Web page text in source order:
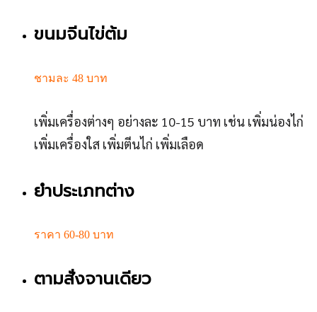
ขนมจีนไข่ต้ม
ชามละ 48 บาท
เพิ่มเครื่องต่างๆ อย่างละ 10-15 บาท เช่น เพิ่มน่องไก่
เพิ่มเครื่องใส เพิ่มตีนไก่ เพิ่มเลือด
ยำประเภทต่าง
ราคา 60-80 บาท
ตามสั่งจานเดียว